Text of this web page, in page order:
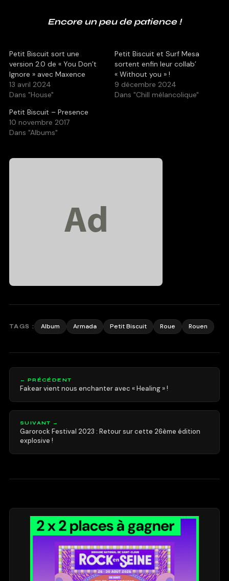
Encore un peu de patience !
Petit Biscuit sort une
version 2.0 de « You Don’t
Ignore » avec Maxence
13 avril 2024
Dans "House"
Petit Biscuit et Surf Mesa
sortent enfin leur collab’
« Without you » !
9 décembre 2024
Dans "Chill mélancolique"
Petit Biscuit – Presence
10 novembre 2017
Dans "Albums"
TAGS : Album Armada Petit Biscuit Roue Rouen
← PRÉCÉDENT
Fakear vient nous enchanter avec « Healing » !
SUIVANT →
Garorock Festival 2023 : Retour sur cette 26ème édition
explosive !